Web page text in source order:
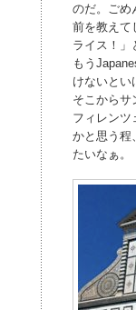
のだ。ごめ
前を教えて
ライス！」
もう
けないとい
そこからサ
フィレンツ
かと思う程
たいなぁ。